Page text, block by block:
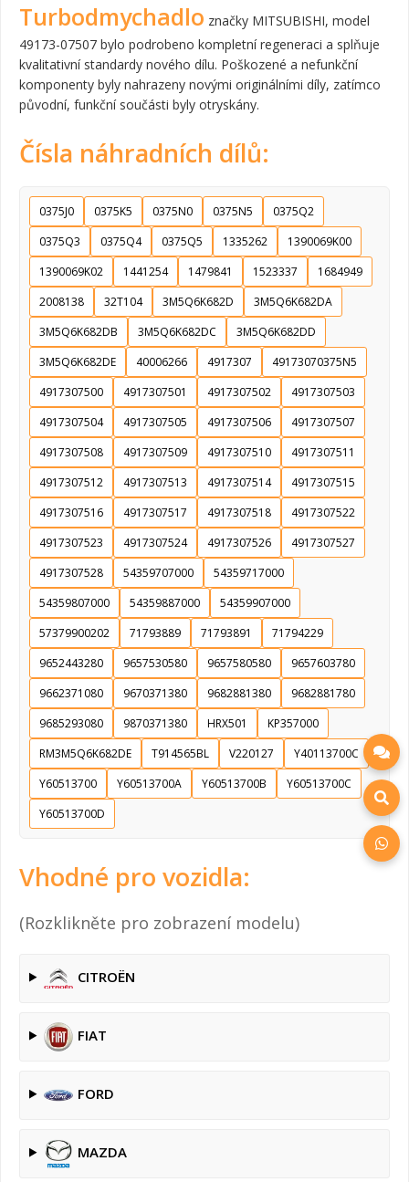
Turbodmychadlo značky MITSUBISHI, model
49173-07507 bylo podrobeno kompletní regeneraci a splňuje
kvalitativní standardy nového dílu. Poškozené a nefunkční
komponenty byly nahrazeny novými originálními díly, zatímco
původní, funkční součásti byly otryskány.
Čísla náhradních dílů:
0375J0 0375K5 0375N0 0375N5
0375Q2
0375Q3
0375Q4 0375Q5 1335262
1390069K00
1390069K02
1441254 1479841 1523337
1684949
2008138
32T104 3M5Q6K682D
3M5Q6K682DA
3M5Q6K682DB
3M5Q6K682DC
3M5Q6K682DD
3M5Q6K682DE
40006266 4917307
49173070375N5
4917307500
4917307501 4917307502
4917307503
4917307504
4917307505 4917307506
4917307507
4917307508
4917307509 4917307510
4917307511
4917307512
4917307513 4917307514
4917307515
4917307516
4917307517 4917307518
4917307522
4917307523
4917307524 4917307526
4917307527
4917307528
54359707000
54359717000
54359807000
54359887000
54359907000
57379900202
71793889 71793891
71794229
9652443280
9657530580 9657580580
9657603780
9662371080
9670371380 9682881380
9682881780
9685293080
9870371380 HRX501
KP357000
RM3M5Q6K682DE
T914565BL V220127
Y40113700C
Y60513700
Y60513700A Y60513700B
Y60513700C
Y60513700D
Vhodné pro vozidla:
(Rozklikněte pro zobrazení modelu)
CITROËN
FIAT
FORD
MAZDA